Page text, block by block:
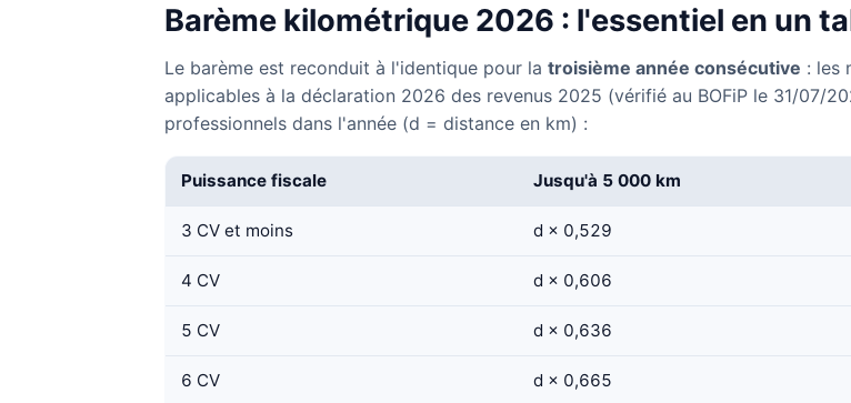
Barème kilométrique 2026 : l'essentiel en un
Le barème est reconduit à l'identique pour la troisième année consécutive : les
applicables à la déclaration 2026 des revenus 2025 (vérifié au BOFiP le 31/07/
professionnels dans l'année (d = distance en km) :
Puissance fiscale Jusqu'à 5 000 km
3 CV et moins d × 0,529
4 CV d × 0,606
5 CV d × 0,636
6 CV d × 0,665